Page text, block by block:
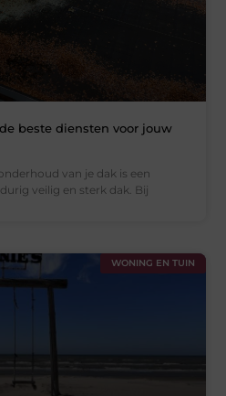
beste diensten voor jouw
van je dak is een
veilig en sterk dak. Bij
WONING EN TUIN